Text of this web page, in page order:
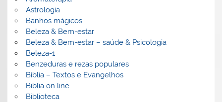
Astrologia
Banhos mágicos
Beleza & Bem-estar
Beleza & Bem-estar – saúde & Psicologia
Beleza-1
Benzeduras e rezas populares
Bíblia – Textos e Evangelhos
Biblia on line
Biblioteca